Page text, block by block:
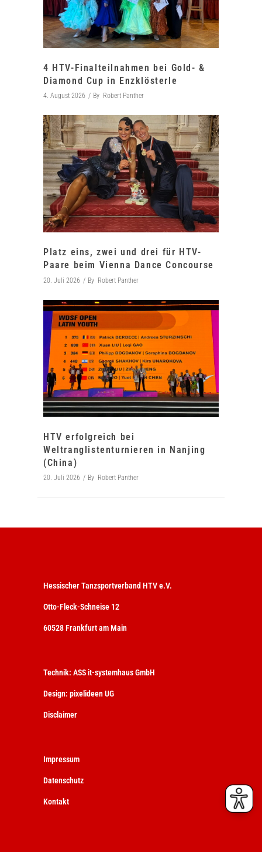
4 HTV-Finalteilnahmen bei Gold- &
Diamond Cup in Enzklösterle
4. August 2026 By Robert Panther
Platz eins, zwei und drei für HTV-
Paare beim Vienna Dance Concourse
20. Juli 2026 By Robert Panther
HTV erfolgreich bei
Weltranglistenturnieren in Nanjing
(China)
20. Juli 2026 By Robert Panther
Hessischer Tanzsportverband HTV e.V.
Otto-Fleck-Schneise 12
60528 Frankfurt am Main
Technik: ASS it-systemhaus GmbH
Design: pixelideen UG
Disclaimer
Impressum
Datenschutz
Kontakt